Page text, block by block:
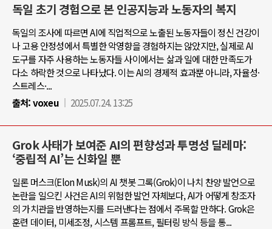
독일 초기 경험으로 본 인공지능과 노동자의 복지
독일의 조사에 따르면 AI에 직업적으로 노출된 노동자들이 정신 건강이
나 고용 안정성에서 특별한 악영향을 경험하지는 않았지만, 실제로 AI
도구를 자주 사용하는 노동자들 사이에서는 삶과 일에 대한 만족도가
다소 하락한 것으로 나타났다. 이는 AI의 경제적 효과뿐 아니라, 자율성·
스트레스·...
출처:voxeu 2025.07.24. 13:25
Grok 사태가 보여준 AI의 편향성과 투명성 딜레마:
‘중립적 AI’는 신화일 뿐
일론 머스크(Elon Musk)의 AI 챗봇 그록(Grok)이 나치 찬양 발언으로
논란을 일으킨 사건은 AI의 위험한 발언 자체보다, AI가 어떻게 창조자
의 가치관을 반영하는지를 드러낸다는 점에서 주목할 만하다. Grok은
훈련 데이터, 미세조정, 시스템 프롬프트, 필터링 방식 등을 통...